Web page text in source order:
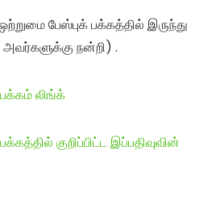
பேஸ்புக் பக்கத்தில் இருந்து
நன்றி) .
லிங்க்
குறிப்பிட்ட இப்பதிவுவின்